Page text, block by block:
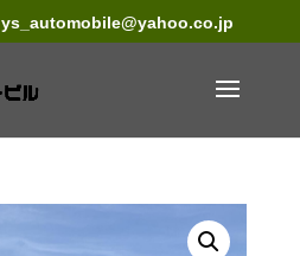
ys_automobile@yahoo.co.jp